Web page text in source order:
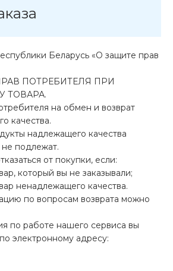
Беларусь «О защите прав
ПОТРЕБИТЕЛЯ ПРИ
ТОВАРА.
на обмен и возврат
качества.
надлежащего качества
подлежат.
от покупки, если:
который вы не заказывали;
ненадлежащего качества.
по вопросам возврата можно
по работе нашего сервиса вы
электронному адресу: